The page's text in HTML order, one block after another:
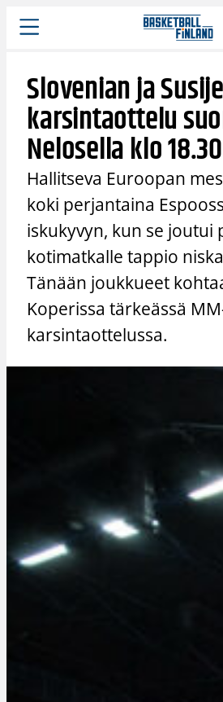
Siirry
sisältöön
Slovenian ja
karsintaottelu
Nelosella klo 18.30
Hallitseva Euroopan
koki perjantaina
iskukyvyn, kun se joutui
kotimatkalle tappio
Tänään joukkueet
Koperissa tärkeässä
karsintaottelussa.